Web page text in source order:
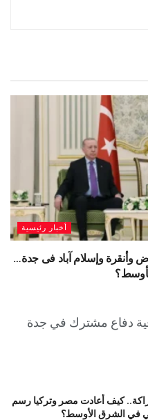
أخبار رئيسية
وأنقرة وإسلام آباد فى جدة…
دفاع مشترك في جدة
كيف أعادت مصر وتركيا رسم
في الشرق الأوسط؟